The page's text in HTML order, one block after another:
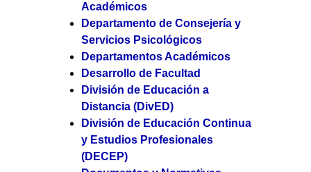
Académicos
Departamento de Consejería y
Servicios Psicológicos
Departamentos Académicos
Desarrollo de Facultad
División de Educación a
Distancia (DivED)
División de Educación Continua
y Estudios Profesionales
(DECEP)